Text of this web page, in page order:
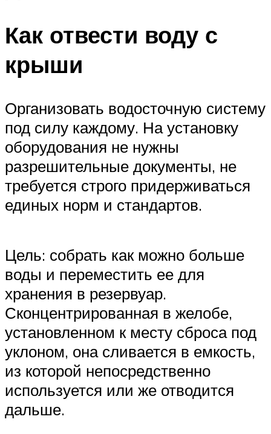
Как отвести воду с
крыши
Организовать водосточную систему
под силу каждому. На установку
оборудования не нужны
разрешительные документы, не
требуется строго придерживаться
единых норм и стандартов.
Цель: собрать как можно больше
воды и переместить ее для
хранения в резервуар.
Сконцентрированная в желобе,
установленном к месту сброса под
уклоном, она сливается в емкость,
из которой непосредственно
используется или же отводится
дальше.